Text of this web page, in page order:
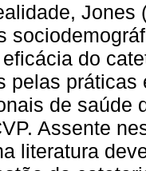
do
pelas
de saúde
Assente
literatura